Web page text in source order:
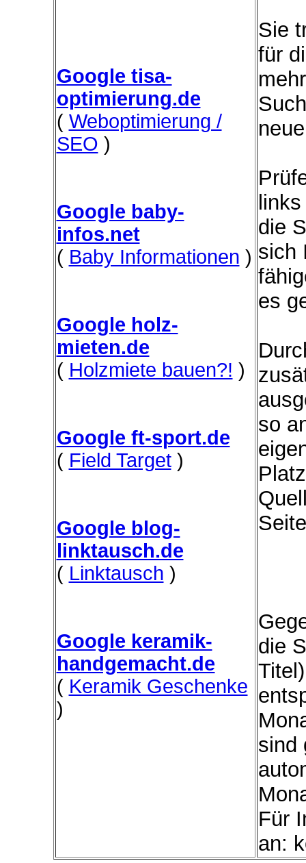
Google tisa-
optimierung.de
( Weboptimierung /
SEO )
Google baby-
infos.net
( Baby Informationen )
Google holz-
mieten.de
( Holzmiete bauen?! )
Google ft-sport.de
( Field Target)
Google blog-
linktausch.de
( Linktausch )
Google keramik-
handgemacht.de
( Keramik Geschenke
)
Sie
für
die
sich
es
so
die
sind
Für
an: